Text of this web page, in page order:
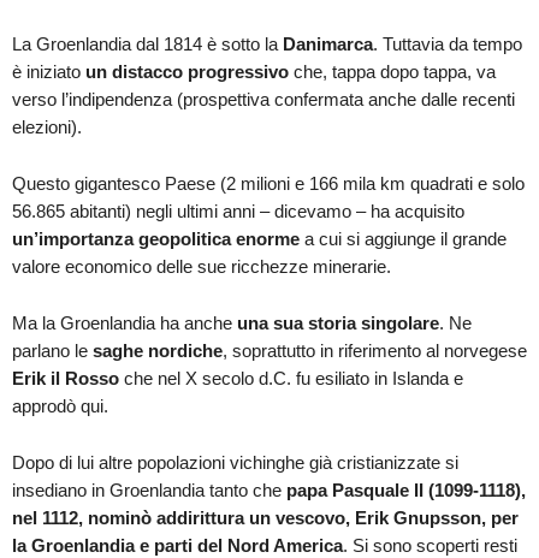
La Groenlandia dal 1814 è sotto la Danimarca. Tuttavia da tempo
è iniziato un distacco progressivo che, tappa dopo tappa, va
verso l’indipendenza (prospettiva confermata anche dalle recenti
elezioni).
Questo gigantesco Paese (2 milioni e 166 mila km quadrati e solo
56.865 abitanti) negli ultimi anni – dicevamo – ha acquisito
un’importanza geopolitica enorme a cui si aggiunge il grande
valore economico delle sue ricchezze minerarie.
Ma la Groenlandia ha anche una sua storia singolare. Ne
parlano le saghe nordiche, soprattutto in riferimento al norvegese
Erik il Rosso che nel X secolo d.C. fu esiliato in Islanda e
approdò qui.
Dopo di lui altre popolazioni vichinghe già cristianizzate si
insediano in Groenlandia tanto che papa Pasquale II (1099-1118),
nel 1112, nominò addirittura un vescovo, Erik Gnupsson, per
la Groenlandia e parti del Nord America. Si sono scoperti resti